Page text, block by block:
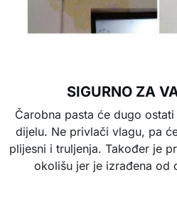
SIGURNO ZA
Čarobna pasta će dugo
dijelu. Ne privlači vlagu, pa
plijesni i truljenja. Također je
okolišu jer je izrađena od